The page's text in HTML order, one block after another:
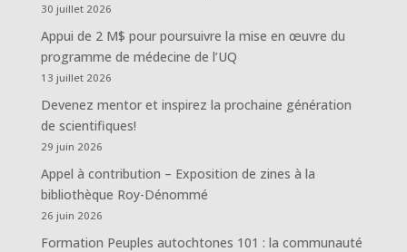
30 juillet 2026
Appui de 2 M$ pour poursuivre la mise en œuvre du
programme de médecine de l’UQ
13 juillet 2026
Devenez mentor et inspirez la prochaine génération
de scientifiques!
29 juin 2026
Appel à contribution – Exposition de zines à la
bibliothèque Roy-Dénommé
26 juin 2026
Formation Peuples autochtones 101 : la communauté